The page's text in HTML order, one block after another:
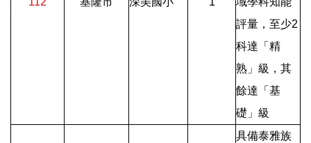
評量，至少2
科達「精
熟」級，其
餘達「基
礎」級
具備泰雅族